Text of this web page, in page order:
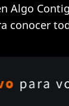
Algo
conocer